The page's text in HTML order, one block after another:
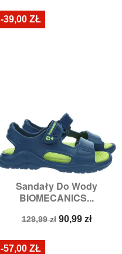
Sandały Do Wody
BIOMECANICS...
Cena
129,99 zł Cena
90,99 zł
-39,00 ZŁ
-57,00 ZŁ